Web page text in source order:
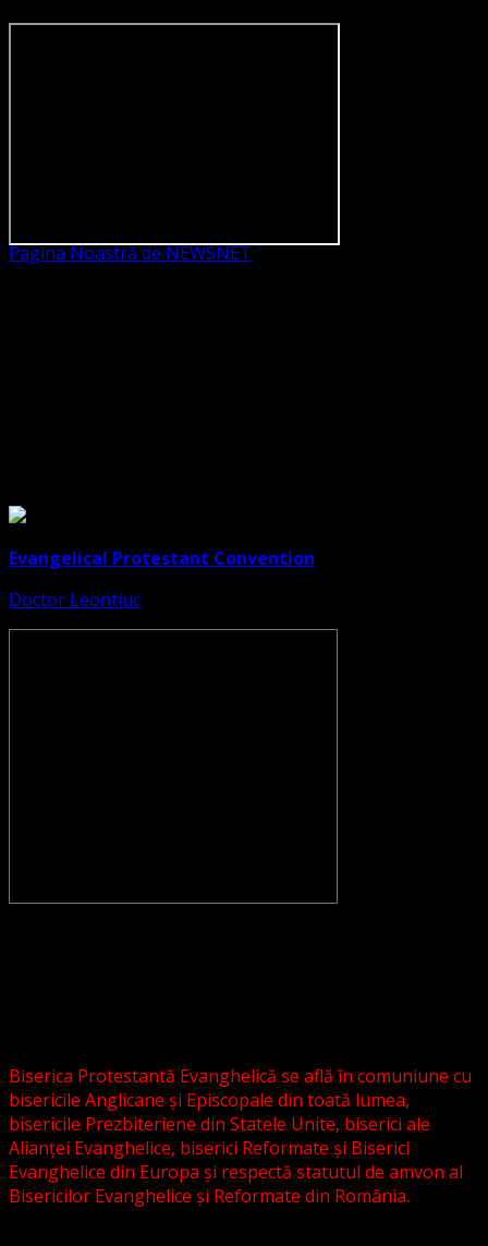
Pagina Noastră de NEWSNET
Evangelical Protestant Convention
Doctor Leontiuc
Biserica Protestantă Evanghelică se află în comuniune cu
bisericile Anglicane și Episcopale din toată lumea,
bisericile Prezbiteriene din Statele Unite, biserici ale
Alianței Evanghelice, biserici Reformate și Biserici
Evanghelice din Europa și respectă statutul de amvon al
Bisericilor Evanghelice și Reformate din România.